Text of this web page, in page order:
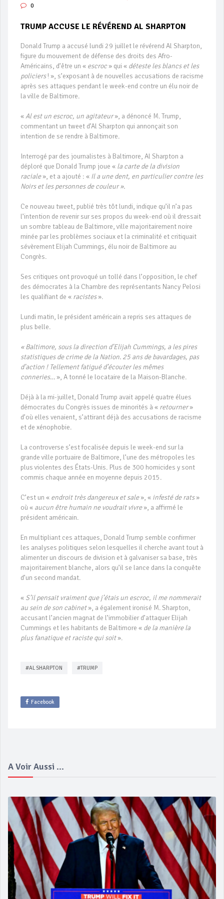
0
TRUMP ACCUSE LE RÉVÉREND AL SHARPTON
Donald Trump a accusé lundi 29 juillet le révérend Al Sharpton,
figure du mouvement de défense des droits des Afro-
Américains, d’être un « escroc» qui « déteste les blancs et les
policiers! », s’exposant à de nouvelles accusations de racisme
après ses attaques pendant le week-end contre un élu noir de
la ville de Baltimore.
«Al est un escroc, un agitateur», a dénoncé M. Trump,
commentant un tweet d’Al Sharpton qui annonçait son
intention de se rendre à Baltimore.
Interrogé par des journalistes à Baltimore, Al Sharpton a
déploré que Donald Trump joue « la carte de la division
raciale», et a ajouté : « Il a une dent, en particulier contre les
Noirs et les personnes de couleur ».
Ce nouveau tweet, publié très tôt lundi, indique qu’il n’a pas
l’intention de revenir sur ses propos du week-end où il dressait
un sombre tableau de Baltimore, ville majoritairement noire
minée par les problèmes sociaux et la criminalité et critiquait
sévèrement Elijah Cummings, élu noir de Baltimore au
Congrès.
Ses critiques ont provoqué un tollé dans l’opposition, le chef
des démocrates à la Chambre des représentants Nancy Pelosi
les qualifiant de « racistes».
Lundi matin, le président américain a repris ses attaques de
plus belle.
« Baltimore, sous la direction d’Elijah Cummings, a les pires
statistiques de crime de la Nation. 25 ans de bavardages, pas
d’action ! Tellement fatigué d’écouter les mêmes
conneries… », A tonné le locataire de la Maison-Blanche.
Déjà à la mi-juillet, Donald Trump avait appelé quatre élues
démocrates du Congrès issues de minorités à « retourner»
d’où elles venaient, s’attirant déjà des accusations de racisme
et de xénophobie.
La controverse s’est focalisée depuis le week-end sur la
grande ville portuaire de Baltimore, l’une des métropoles les
plus violentes des États-Unis. Plus de 300 homicides y sont
commis chaque année en moyenne depuis 2015.
C’est un « endroit très dangereux et sale», « infesté de rats»
où « aucun être humain ne voudrait vivre», a affirmé le
président américain.
En multipliant ces attaques, Donald Trump semble confirmer
les analyses politiques selon lesquelles il cherche avant tout à
alimenter un discours de division et à galvaniser sa base, très
majoritairement blanche, alors qu’il se lance dans la conquête
d’un second mandat.
« S’il pensait vraiment que j’étais un escroc, il me nommerait
au sein de son cabinet», a également ironisé M. Sharpton,
accusant l’ancien magnat de l’immobilier d’attaquer Elijah
Cummings et les habitants de Baltimore « de la manière la
plus fanatique et raciste qui soit».
#AL SHARPTON #TRUMP
Facebook
A Voir Aussi ...